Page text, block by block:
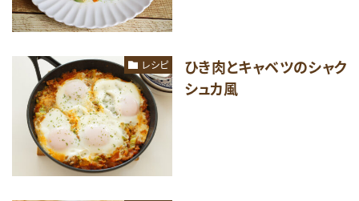
レシピ
ひき肉とキャベツのシャク
シュカ風